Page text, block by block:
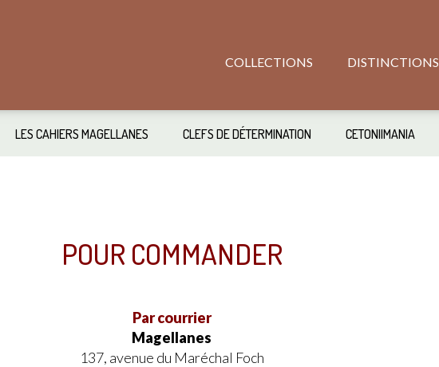
COLLECTIONS DISTINCTIONS
LES CAHIERS MAGELLANES CLEFS DE DÉTERMINATION CETONIIMANIA
POUR COMMANDER
Par courrier
Magellanes
137, avenue du Maréchal Foch